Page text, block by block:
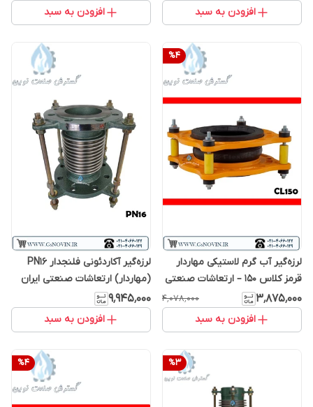
افزودن به سبد افزودن به سبد
%4
لرزه‌گیر آب گرم لاستیکی مهاردار
قرمز کلاس 150 – ارتعاشات صنعتی
ایران
۳٬۸۷۵٬۰۰۰ ۴٬۰۷۸٬۰۰۰
افزودن به سبد
لرزه‌گیر آکاردئونی فلنجدار PN16
(مهاردار) ارتعاشات صنعتی ایران
۹٬۹۴۵٬۰۰۰
افزودن به سبد
%3
%4